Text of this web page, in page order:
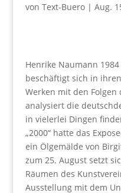
von Text-Buero| Aug.
Henrike Naumann
beschäftigt sich in
Werken mit den
analysiert die
in vielerlei Dingen
„2000“ hatte das
ein Ölgemälde von
zum 25. August setzt
Räumen des
Ausstellung mit dem